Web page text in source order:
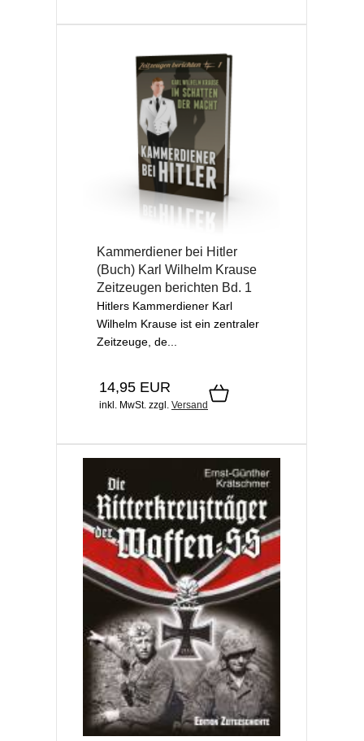
Kammerdiener bei Hitler
(Buch) Karl Wilhelm Krause
Zeitzeugen berichten Bd. 1
Hitlers Kammerdiener Karl
Wilhelm Krause ist ein zentraler
Zeitzeuge, de...
14,95 EUR
inkl. MwSt. zzgl. Versand